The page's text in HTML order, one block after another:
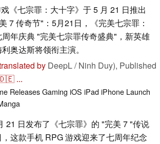
《七宗罪：大十字》于 5 月 21 日推出
7 传奇节"：5月21日，《完美七宗罪：
年庆典 "完美七宗罪传奇盛典"，新英雄
奥达斯将领衔主演。
by DeepL / Ninh Duy), Published
...
ReleasesGaming iOS iPadiPhone Launch
21 日发布了《七宗罪》的 "完美 7 "传说
这款手机 RPG 游戏迎来了七周年纪念